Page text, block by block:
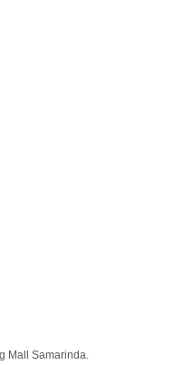
Mall Samarinda.